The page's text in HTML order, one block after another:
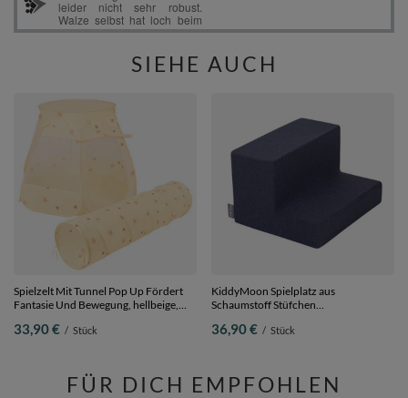
SIEHE AUCH
Spielzelt Mit Tunnel Pop Up Fördert
Fantasie Und Bewegung, hellbeige,
33,90 € / Stück
KiddyMoon Spielplatz aus
Schaumstoff Stüfchen
Größe
36,90 € / Stück
FÜR DICH EMPFOHLEN